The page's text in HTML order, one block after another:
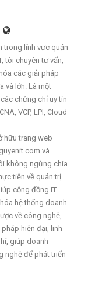
trong lĩnh vực quản
tôi chuyên tư vấn,
các giải pháp
và lớn. Là một
chứng chỉ uy tín
VCP, LPI, Cloud
hữu trang web
và
không ngừng chia
tiễn về quản trị
cộng đồng IT
hệ thống doanh
về công nghệ,
hiện đại, linh
giúp doanh
nghệ để phát triển